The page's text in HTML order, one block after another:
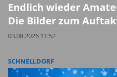
Endlich wieder
Die Bilder zum
03.08.2026 11:52
SCHNELLDORF